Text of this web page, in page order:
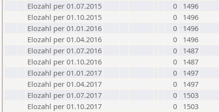
Elozahl per 01.07.2015
0
1496
Elozahl per 01.10.2015
0
1496
Elozahl per 01.01.2016
0
1496
Elozahl per 01.04.2016
0
1496
Elozahl per 01.07.2016
0
1487
Elozahl per 01.10.2016
0
1487
Elozahl per 01.01.2017
0
1497
Elozahl per 01.04.2017
0
1497
Elozahl per 01.07.2017
0
1503
Elozahl per 01.10.2017
0
1503